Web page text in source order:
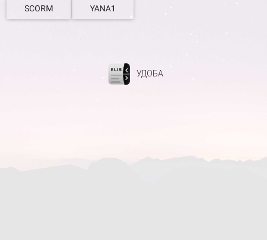
SCORM YANA1
УДОБА